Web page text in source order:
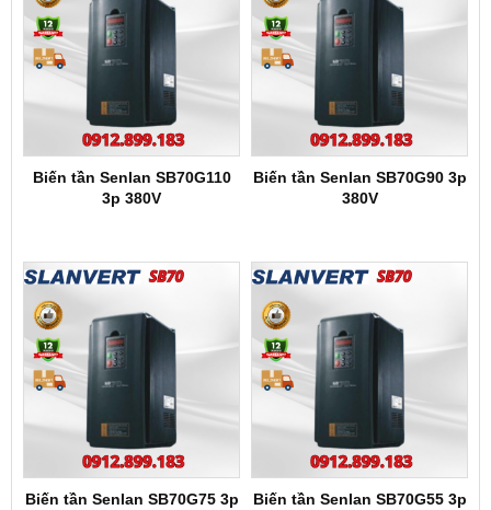
Biến tần Senlan SB70G110
3p 380V
Biến tần Senlan SB70G90 3p
380V
Biến tần Senlan SB70G75 3p
Biến tần Senlan SB70G55 3p